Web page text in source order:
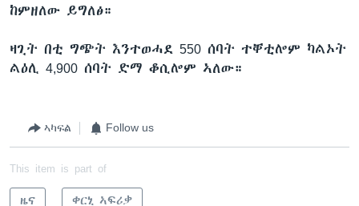
ከምዘለው ይግለፅ።
ዛጊት በቲ ግጭት እንተወሓደ 550 ሰባት ተቐቲሎም ካልኦት
ልዕሊ 4,900 ሰባት ድማ ቆሲሎም ኣለው።
ኣካፍል Follow us
This item is part of
ዜና ቀርኒ ኣፍሪቃ